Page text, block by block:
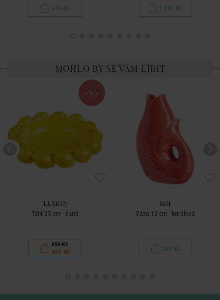
349 Kč 1 790 Kč
MOHLO BY SE VÁM LÍBIT
-30 %
LEMON
Talíř 25 cm - žlutá
699 Kč
489 Kč
KOI
Váza 12 cm - korálová
149 Kč